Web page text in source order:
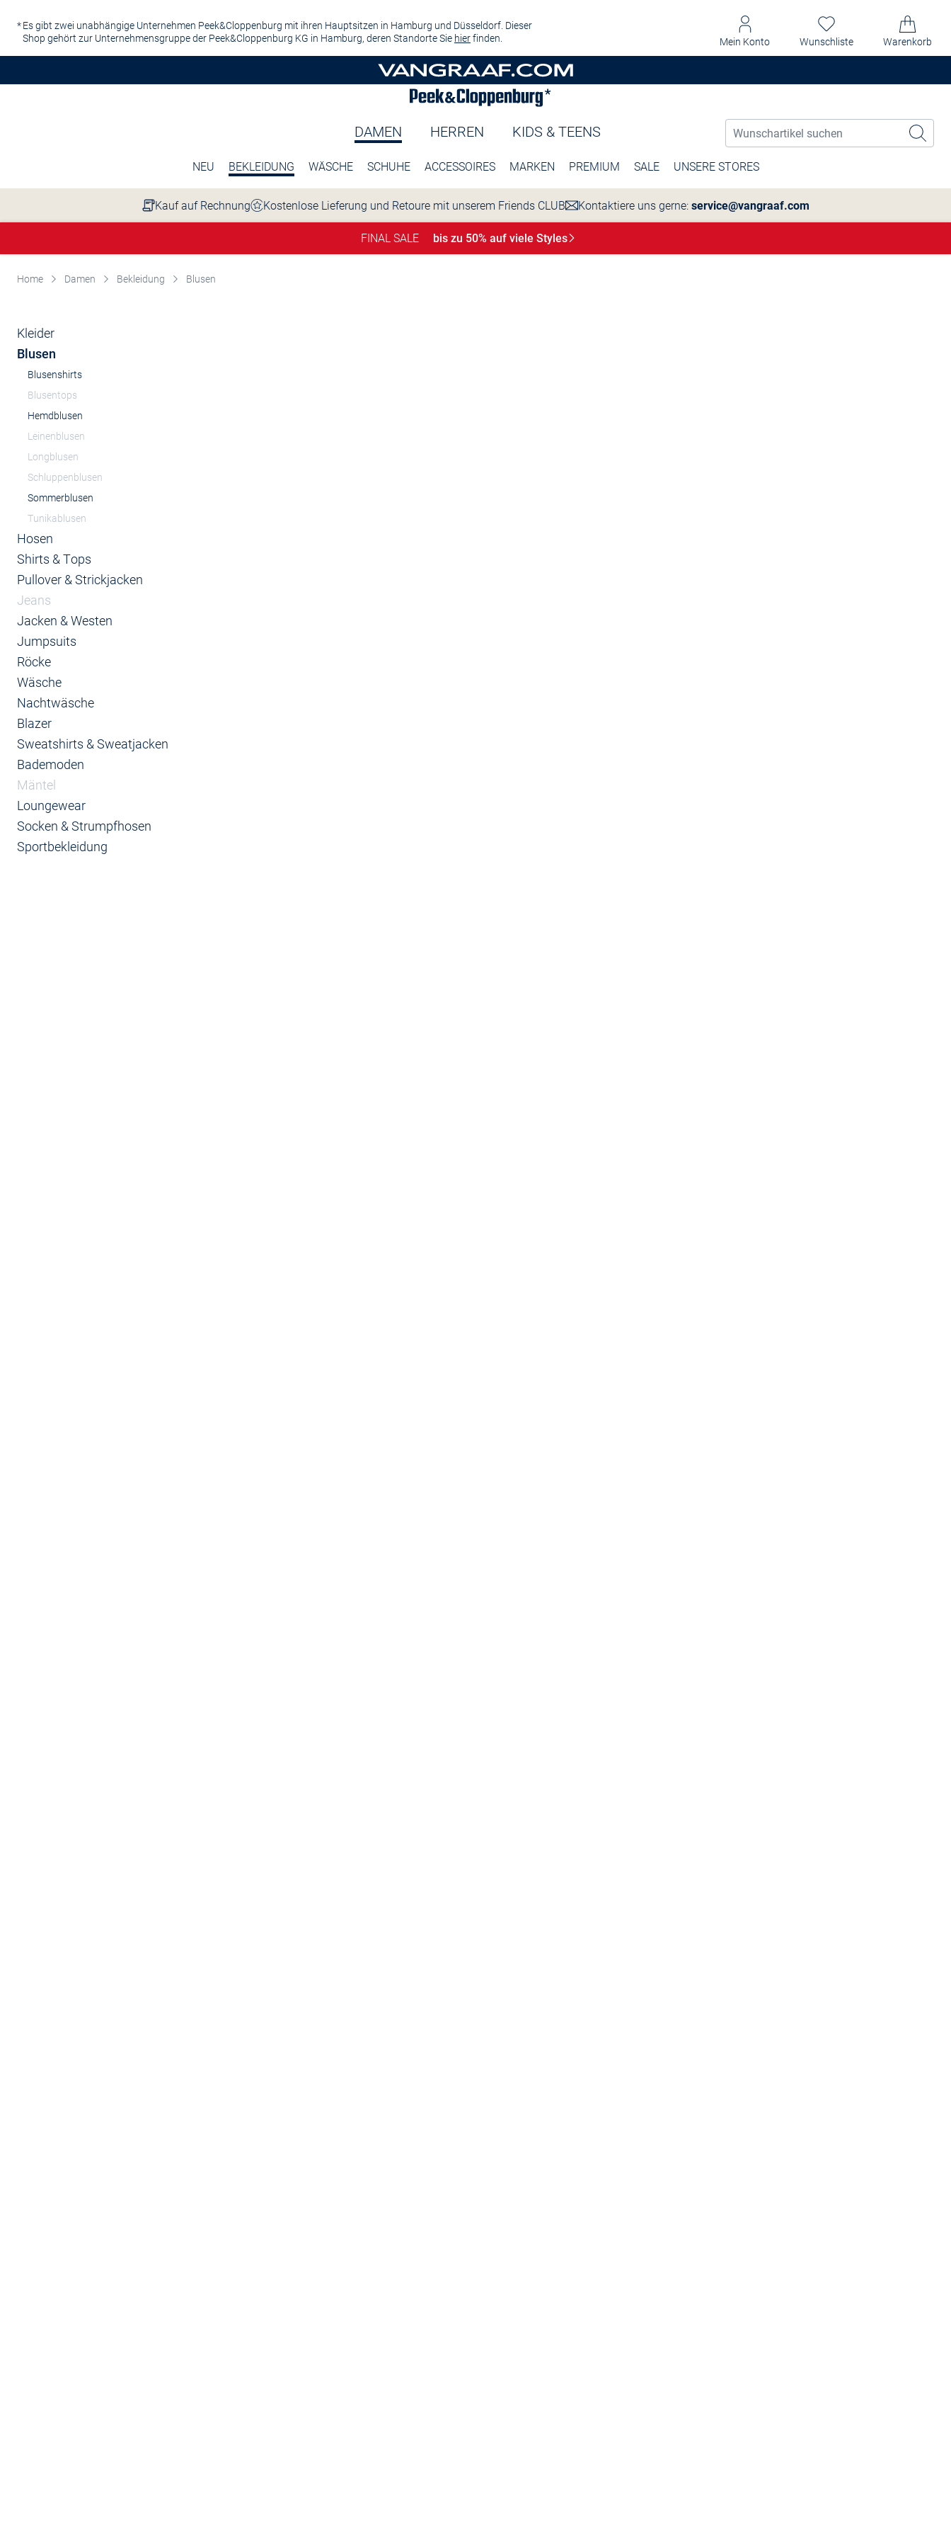
Es gibt zwei unabhängige Unternehmen Peek&Cloppenburg mit ihren Hauptsitzen in Hamburg und Düsseldorf. Dieser
Shop gehört zur Unternehmensgruppe der Peek&Cloppenburg KG in Hamburg, deren Standorte Sie hierfinden. Mein Konto Wunschliste Warenkorb
DAMEN HERREN KIDS & TEENS
NEU BEKLEIDUNG WÄSCHE SCHUHE ACCESSOIRES MARKEN PREMIUM SALE UNSERE STORES
Kauf auf Rechnung Kostenlose Lieferung und Retoure mit unserem Friends CLUB Kontaktiere uns gerne: service@vangraaf.com
FINAL SALE bis zu 50% auf viele Styles
Home Damen Bekleidung Blusen
Kleider
Blusen
Blusenshirts
Blusentops
Hemdblusen
Leinenblusen
Longblusen
Schluppenblusen
Sommerblusen
Tunikablusen
Hosen
Shirts & Tops
Pullover & Strickjacken
Jeans
Jacken & Westen
Jumpsuits
Röcke
Wäsche
Nachtwäsche
Blazer
Sweatshirts & Sweatjacken
Bademoden
Mäntel
Loungewear
Socken & Strumpfhosen
Sportbekleidung